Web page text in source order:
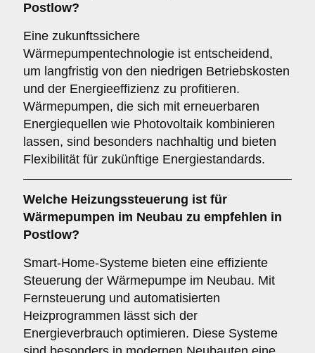
Postlow?
Eine zukunftssichere
Wärmepumpentechnologie ist entscheidend,
um langfristig von den niedrigen Betriebskosten
und der Energieeffizienz zu profitieren.
Wärmepumpen, die sich mit erneuerbaren
Energiequellen wie Photovoltaik kombinieren
lassen, sind besonders nachhaltig und bieten
Flexibilität für zukünftige Energiestandards.
Welche Heizungssteuerung ist für
Wärmepumpen im Neubau zu empfehlen in
Postlow?
Smart-Home-Systeme bieten eine effiziente
Steuerung der Wärmepumpe im Neubau. Mit
Fernsteuerung und automatisierten
Heizprogrammen lässt sich der
Energieverbrauch optimieren. Diese Systeme